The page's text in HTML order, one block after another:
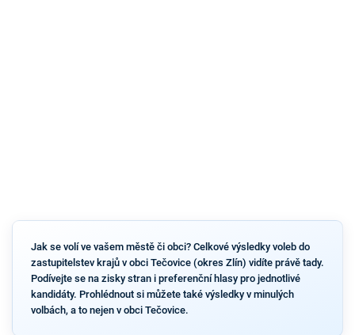
Jak se volí ve vašem městě či obci? Celkové výsledky voleb do
zastupitelstev krajů v obci Tečovice (okres Zlín) vidíte právě tady.
Podívejte se na zisky stran i preferenční hlasy pro jednotlivé
kandidáty. Prohlédnout si můžete také výsledky v minulých
volbách, a to nejen v obci Tečovice.